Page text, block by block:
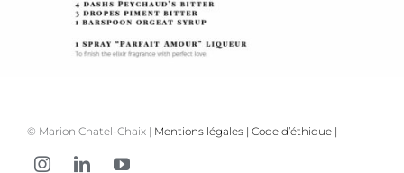
© Marion Chatel-Chaix | Mentions légales| Code d’éthique|